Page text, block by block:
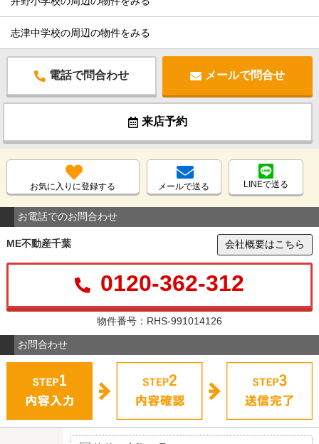
志津中学校の周辺の物件をみる
電話で問合わせ メールで問合せ
来店予約
お気に入りに登録する メールで送る LINEで送る
お電話でのお問合わせ
ME不動産千葉 会社概要はこちら
0120-362-312
物件番号：RHS-991014126
お問合わせ